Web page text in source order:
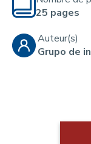
r
i
n
25 pages
Auteur(s)
Grupo de